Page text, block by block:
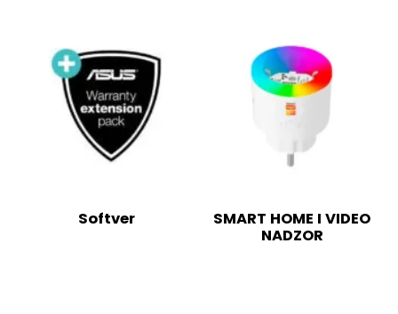
Softver
SMART HOME I VIDEO
NADZOR